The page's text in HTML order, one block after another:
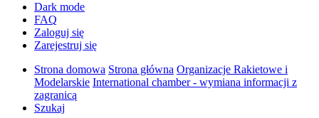
Dark mode
FAQ
Zaloguj się
Zarejestruj się
Strona domowa Strona główna Organizacje Rakietowe i
Modelarskie International chamber - wymiana informacji z
zagranicą
Szukaj